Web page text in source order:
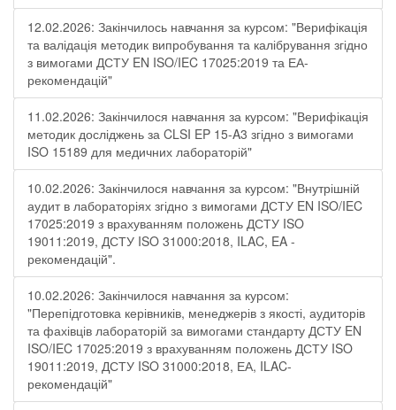
12.02.2026: Закінчилось навчання за курсом: "Верифікація
та валідація методик випробування та калібрування згідно
з вимогами ДСТУ EN ISO/IEC 17025:2019 та ЕА-
рекомендацій"
11.02.2026: Закінчилося навчання за курсом: "Верифікація
методик досліджень за CLSI EP 15-A3 згідно з вимогами
ISO 15189 для медичних лабораторій"
10.02.2026: Закінчилося навчання за курсом: "Внутрішній
аудит в лабораторіях згідно з вимогами ДСТУ EN ISO/IEC
17025:2019 з врахуванням положень ДСТУ ISO
19011:2019, ДСТУ ISO 31000:2018, ILAC, EA -
рекомендацій".
10.02.2026: Закінчилося навчання за курсом:
"Перепідготовка керівників, менеджерів з якості, аудиторів
та фахівців лабораторій за вимогами стандарту ДСТУ EN
ISO/IEC 17025:2019 з врахуванням положень ДСТУ ISO
19011:2019, ДСТУ ISO 31000:2018, ЕА, ILAC-
рекомендацій"